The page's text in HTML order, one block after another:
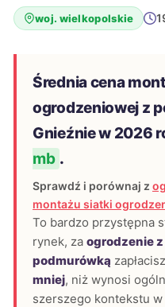
woj. wielkopolskie
Średnia cena
ogrodzeniowej z
Gnieźnie w 2026
mb .
Sprawdź i porównaj z
montażu siatki
To bardzo przystępna
rynek, za ogrodzenie
podmurówką
mniej, niż wynosi
szerszego kontekstu